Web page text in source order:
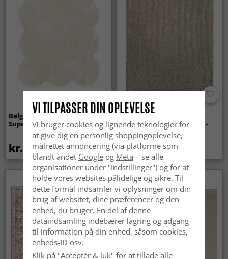
Bølget ryatæppe - Aranga
Super Soft Fur (beige)
kr.369
Tæpper til
indendørs/udendørs brug -
Arlo (beige)
kr.439
VI TILPASSER DIN OPLEVELSE
Vi bruger cookies og lignende teknologier for
at give dig en personlig shoppingoplevelse,
målrettet annoncering (via platforme som
blandt andet Googleog Meta – se alle
organisationer under "Indstillinger") og for at
holde vores websites pålidelige og sikre. Til
dette formål indsamler vi oplysninger om din
brug af websitet, dine præferencer og den
enhed, du bruger. En del af denne
dataindsamling indebærer lagring og adgang
til information på din enhed, såsom cookies,
enheds-ID osv.
Klik på "Acceptér & luk" for at tillade alle